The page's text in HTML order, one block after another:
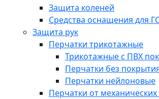
Защита коленей
Средства оснащения для
Защита рук
Перчатки трикотажные
Трикотажные с ПВХ
Перчатки без
Перчатки нейлоновые
Перчатки от